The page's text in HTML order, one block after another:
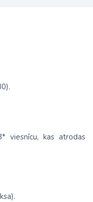
viesnīcu, kas atrodas